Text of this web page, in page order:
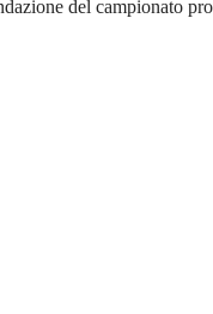
del campionato